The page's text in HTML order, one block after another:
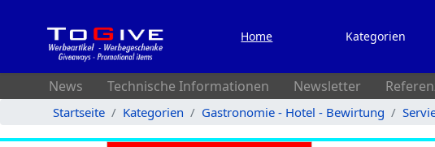
Home Kategorien
News Technische Informationen Newsletter
Startseite Kategorien Gastronomie - Hotel - Bewirtung